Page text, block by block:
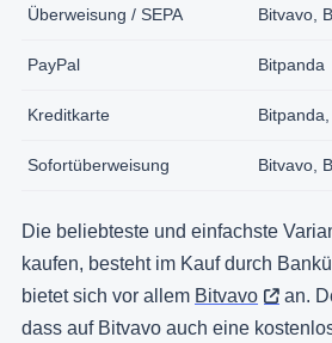
Überweisung / SEPA Bitvavo,
PayPal Bitpanda
Kreditkarte
Sofortüberweisung Bitvavo,
Die beliebteste und einfachste
kaufen, besteht im Kauf durch
bietet sich vor allem Bitvavo
an.
dass auf Bitvavo auch eine